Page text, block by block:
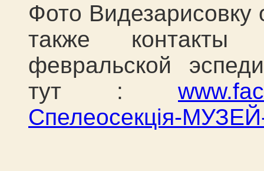
Фото Видезарисовку
также
февральской
тут :
Спелеосекція-